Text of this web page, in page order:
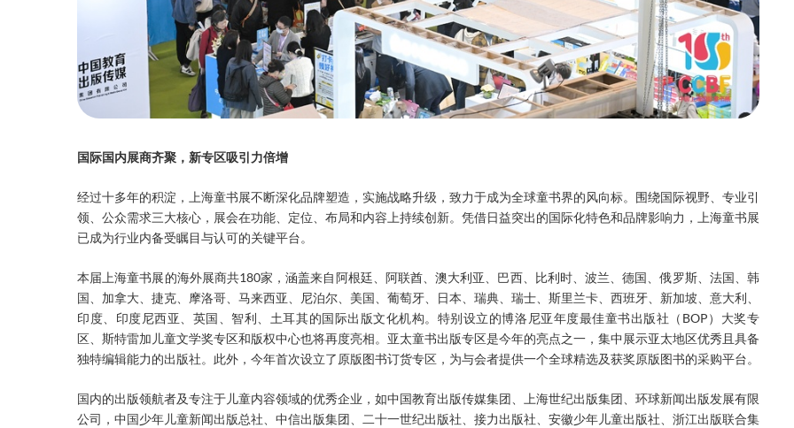
国际国内展商齐聚，新专区吸引力倍增
经过十多年的积淀，上海童书展不断深化品牌塑造，实施战略升级，致力于成为全球童书界的风向标。围绕国际视野、专业引
领、公众需求三大核心，展会在功能、定位、布局和内容上持续创新。凭借日益突出的国际化特色和品牌影响力，上海童书展
已成为行业内备受瞩目与认可的关键平台。
本届上海童书展的海外展商共180家，涵盖来自阿根廷、阿联酋、澳大利亚、巴西、比利时、波兰、德国、俄罗斯、法国、韩
国、加拿大、捷克、摩洛哥、马来西亚、尼泊尔、美国、葡萄牙、日本、瑞典、瑞士、斯里兰卡、西班牙、新加坡、意大利、
印度、印度尼西亚、英国、智利、土耳其的国际出版文化机构。特别设立的博洛尼亚年度最佳童书出版社（BOP）大奖专
区、斯特雷加儿童文学奖专区和版权中心也将再度亮相。亚太童书出版专区是今年的亮点之一，集中展示亚太地区优秀且具备
独特编辑能力的出版社。此外，今年首次设立了原版图书订货专区，为与会者提供一个全球精选及获奖原版图书的采购平台。
国内的出版领航者及专注于儿童内容领域的优秀企业，如中国教育出版传媒集团、上海世纪出版集团、环球新闻出版发展有限
公司，中国少年儿童新闻出版总社、中信出版集团、二十一世纪出版社、接力出版社、安徽少年儿童出版社、浙江出版联合集